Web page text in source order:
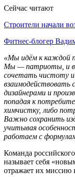
Сейчас читают
Строители начали
Фитнес-блогер
«Мы идём к каждой
Мы — патриоты, и
сочетать чистоту
взаимодействовать
дизайнерами и
попадая к
химчистку, либо
Важно сохранить
учитывая
работаем с
Команда
называет себя
отражает их миссию